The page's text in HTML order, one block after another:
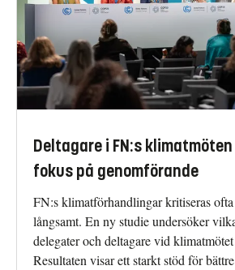
Deltagare i FN:s
fokus på genomförande
FN:s klimatförhandlingar kritiseras
långsamt. En ny studie undersöker
delegater och deltagare vid
Resultaten visar ett starkt stöd för